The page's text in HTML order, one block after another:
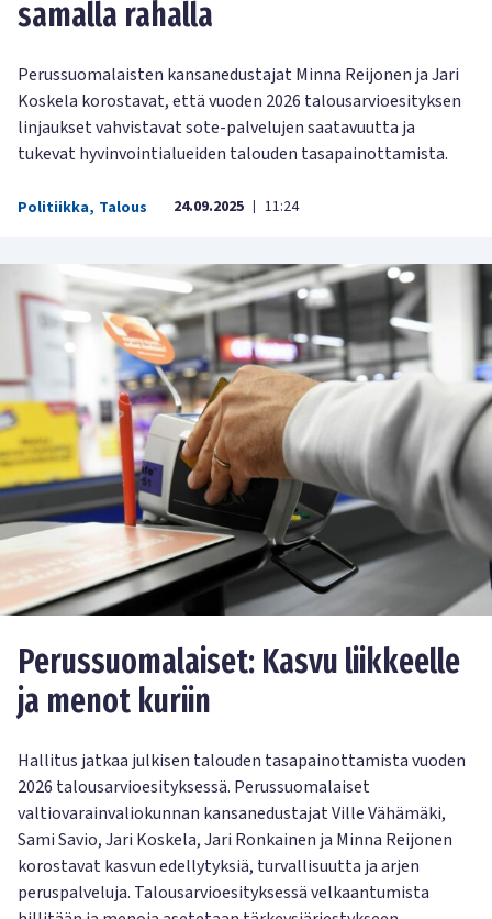
samalla rahalla
Perussuomalaisten kansanedustajat Minna Reijonen ja Jari
Koskela korostavat, että vuoden 2026 talousarvioesityksen
linjaukset vahvistavat sote-palvelujen saatavuutta ja
tukevat hyvinvointialueiden talouden tasapainottamista.
Politiikka, Talous 24.09.2025 | 11:24
Perussuomalaiset: Kasvu liikkeelle
ja menot kuriin
Hallitus jatkaa julkisen talouden tasapainottamista vuoden
2026 talousarvioesityksessä. Perussuomalaiset
valtiovarainvaliokunnan kansanedustajat Ville Vähämäki,
Sami Savio, Jari Koskela, Jari Ronkainen ja Minna Reijonen
korostavat kasvun edellytyksiä, turvallisuutta ja arjen
peruspalveluja. Talousarvioesityksessä velkaantumista